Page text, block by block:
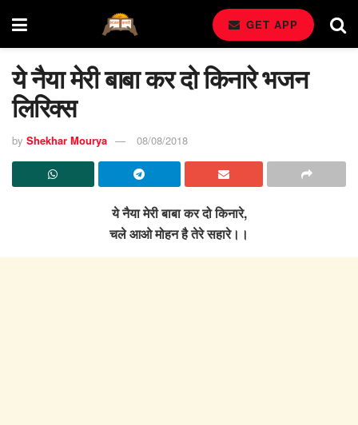
GET APP
ये नैया मेरी बाबा कर दो किनारे भजन
लिरिक्स
by Shekhar Mourya 08/08/2018
ये नैया मेरी बाबा कर दो किनारे,
चले आओ मोहन है तेरे सहारे।।